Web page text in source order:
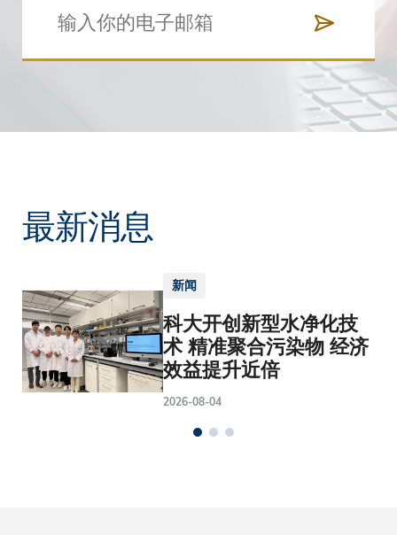
最新消息
新闻
科大开创新型水净化技
术 精准聚合污染物 经济
效益提升近倍
2026-08-04